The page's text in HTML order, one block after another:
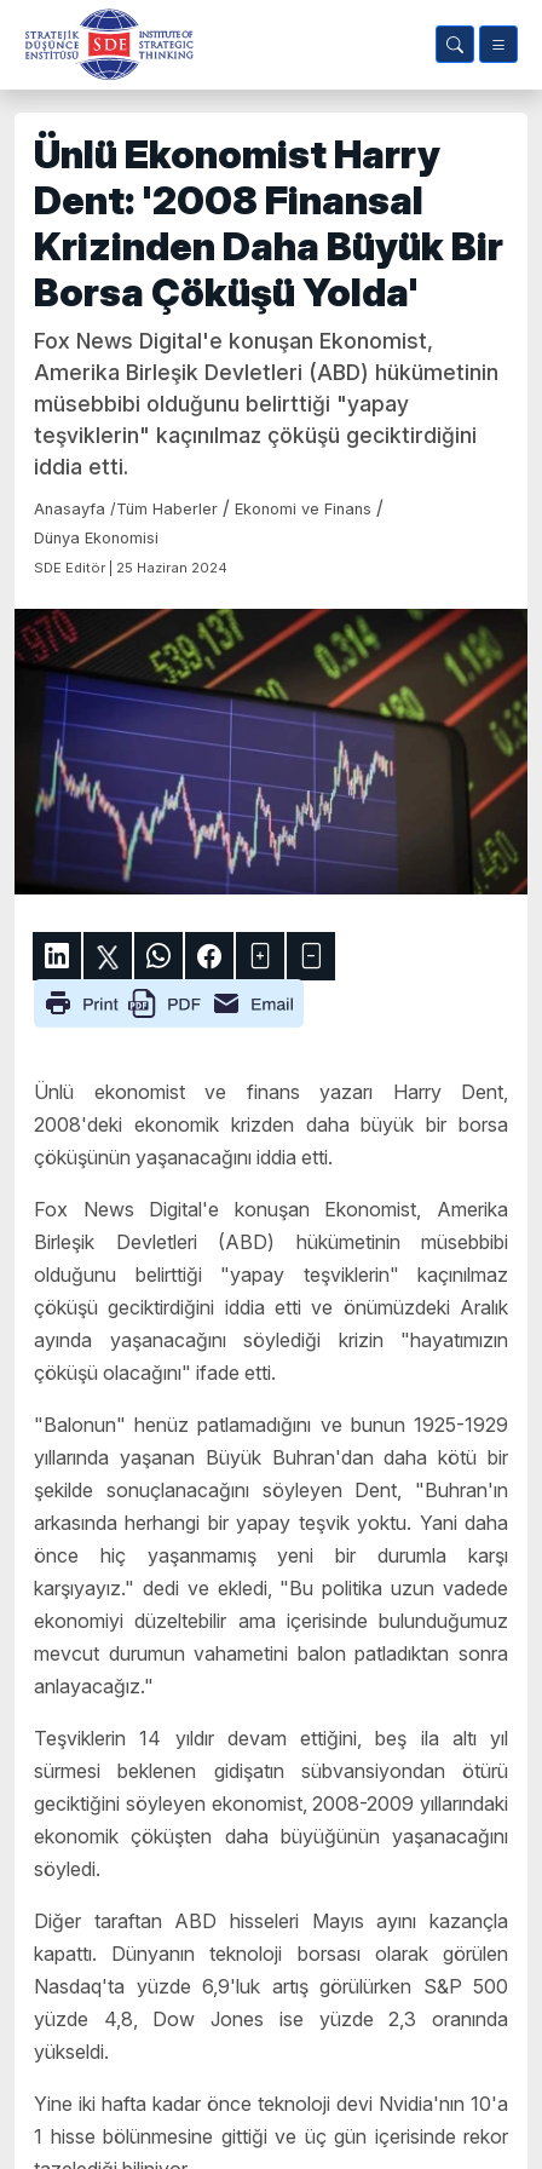
Ünlü Ekonomist Harry
Dent: '2008 Finansal
Krizinden Daha Büyük Bir
Borsa Çöküşü Yolda'
Fox News Digital'e konuşan Ekonomist,
Amerika Birleşik Devletleri (ABD) hükümetinin
müsebbibi olduğunu belirttiği "yapay
teşviklerin" kaçınılmaz çöküşü geciktirdiğini
iddia etti.
Anasayfa /Tüm Haberler / Ekonomi ve Finans /
Dünya Ekonomisi
SDE Editör | 25 Haziran 2024
Ünlü ekonomist ve finans yazarı Harry Dent,
2008'deki ekonomik krizden daha büyük bir borsa
çöküşünün yaşanacağını iddia etti.
Fox News Digital'e konuşan Ekonomist, Amerika
Birleşik Devletleri (ABD) hükümetinin müsebbibi
olduğunu belirttiği "yapay teşviklerin" kaçınılmaz
çöküşü geciktirdiğini iddia etti ve önümüzdeki Aralık
ayında yaşanacağını söylediği krizin "hayatımızın
çöküşü olacağını" ifade etti.
"Balonun" henüz patlamadığını ve bunun 1925-1929
yıllarında yaşanan Büyük Buhran'dan daha kötü bir
şekilde sonuçlanacağını söyleyen Dent, "Buhran'ın
arkasında herhangi bir yapay teşvik yoktu. Yani daha
önce hiç yaşanmamış yeni bir durumla karşı
karşıyayız." dedi ve ekledi, "Bu politika uzun vadede
ekonomiyi düzeltebilir ama içerisinde bulunduğumuz
mevcut durumun vahametini balon patladıktan sonra
anlayacağız."
Teşviklerin 14 yıldır devam ettiğini, beş ila altı yıl
sürmesi beklenen gidişatın sübvansiyondan ötürü
geciktiğini söyleyen ekonomist, 2008-2009 yıllarındaki
ekonomik çöküşten daha büyüğünün yaşanacağını
söyledi.
Diğer taraftan ABD hisseleri Mayıs ayını kazançla
kapattı. Dünyanın teknoloji borsası olarak görülen
Nasdaq'ta yüzde 6,9'luk artış görülürken S&P 500
yüzde 4,8, Dow Jones ise yüzde 2,3 oranında
yükseldi.
Yine iki hafta kadar önce teknoloji devi Nvidia'nın 10'a
1 hisse bölünmesine gittiği ve üç gün içerisinde rekor